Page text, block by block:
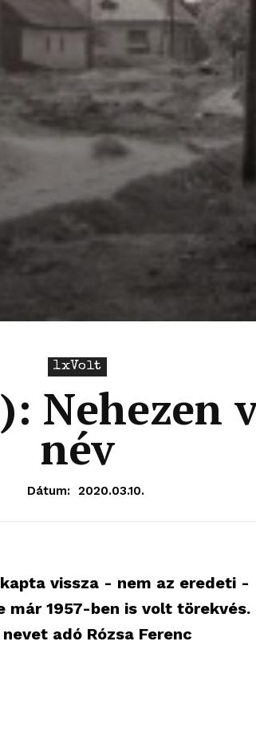
1xVolt
Nehezen
név
Dátum: 2020.03.10.
vissza - nem az eredeti -
már 1957-ben is volt törekvés.
adó Rózsa Ferenc